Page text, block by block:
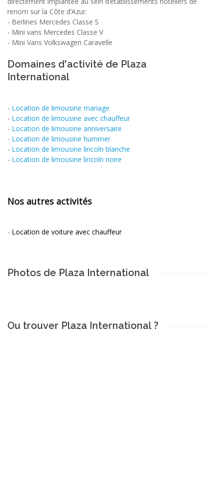
renom sur la Côte d’Azur.
- Berlines Mercedes Classe S
- Mini vans Mercedes Classe V
- Mini Vans Volkswagen Caravelle
Domaines d'activité de Plaza
International
- Location de limousine mariage
- Location de limousine avec chauffeur
- Location de limousine anniversaire
- Location de limousine hummer
- Location de limousine lincoln blanche
- Location de limousine lincoln noire
Nos autres activités
- Location de voiture avec chauffeur
Photos de Plaza International
Ou trouver Plaza International ?